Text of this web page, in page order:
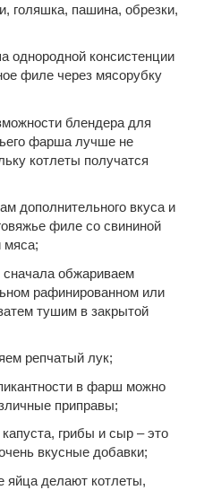
голяшка, пашина, обрезки,
однородной консистенции
филе через мясорубку
блендера для
фарша лучше не
котлеты получатся
дополнительного вкуса и
филе со свининой
мяса;
сначала обжариваем
рафинированном или
тушим в закрытой
репчатый лук;
в фарш можно
приправы;
грибы и сыр – это
вкусные добавки;
яйца делают котлеты,